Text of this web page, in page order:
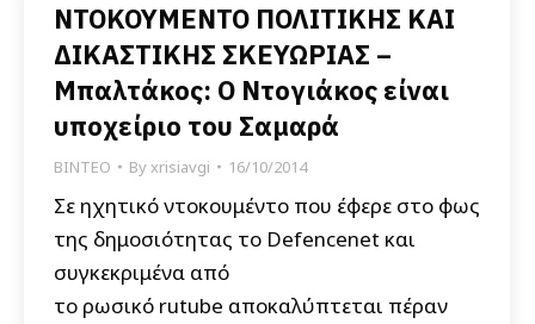
ΝΤΟΚΟΥΜΕΝΤΟ ΠΟΛΙΤΙΚΗΣ ΚΑΙ
ΔΙΚΑΣΤΙΚΗΣ ΣΚΕΥΩΡΙΑΣ –
Μπαλτάκος: Ο Ντογιάκος είναι
υποχείριο του Σαμαρά
ΒΙΝΤΕΟ Byxrisiavgi 16/10/2014
Σε ηχητικό ντοκουμέντο που έφερε στο φως
της δημοσιότητας το Defencenet και
συγκεκριμένα από
το ρωσικό rutube αποκαλύπτεται πέραν